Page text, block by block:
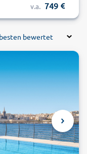
v.a. 749
bewertet